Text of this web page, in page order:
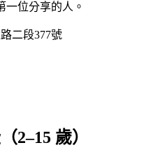
位分享的人。
二段377號
2–15 歲）